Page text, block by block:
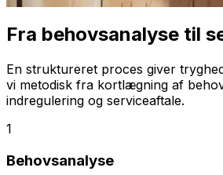
Fra behovsanalyse til
En struktureret proces giver
vi metodisk fra kortlægning af
indregulering og serviceaftale.
1
Behovsanalyse